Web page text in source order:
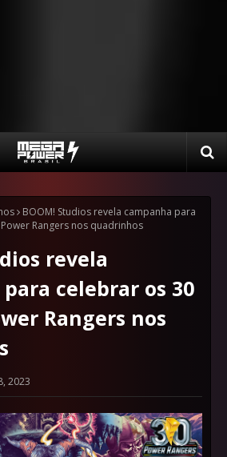
BOOM! Studios revela campanha para
Rangers nos quadrinhos
revela
celebrar os 30
Rangers nos
2023